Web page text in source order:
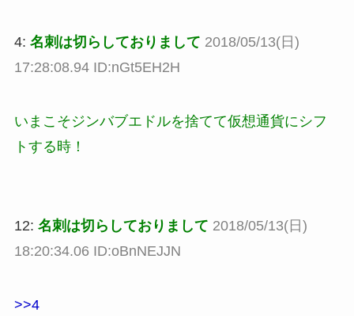
4: 名刺は切らしておりまして 2018/05/13(日)
17:28:08.94 ID:nGt5EH2H
いまこそジンバブエドルを捨てて仮想通貨にシフ
トする時！
12: 名刺は切らしておりまして 2018/05/13(日)
18:20:34.06 ID:oBnNEJJN
>>4